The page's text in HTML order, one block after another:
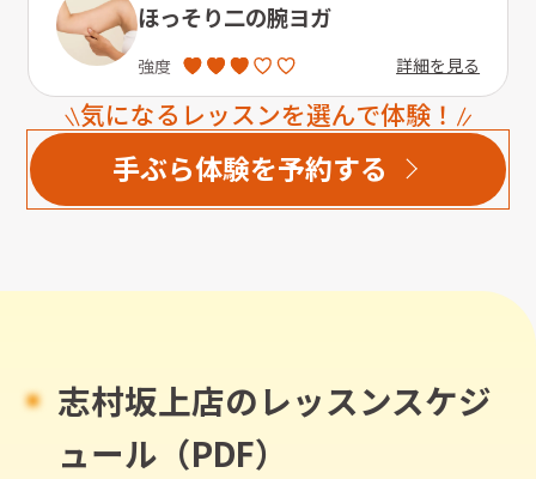
ほっそり二の腕ヨガ
強度 詳細を見る
気になるレッスンを選んで体験！
手ぶら体験を予約する
志村坂上店のレッスンスケジ
ュール（PDF）